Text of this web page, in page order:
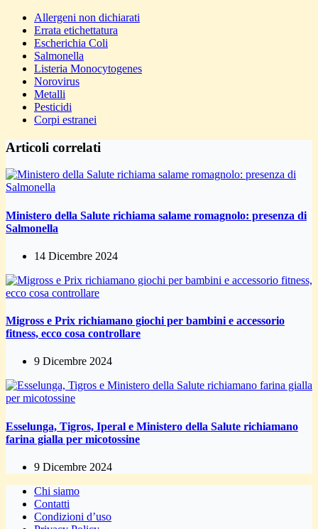
Allergeni non dichiarati
Errata etichettatura
Escherichia Coli
Salmonella
Listeria Monocytogenes
Norovirus
Metalli
Pesticidi
Corpi estranei
Articoli correlati
Ministero della Salute richiama salame romagnolo: presenza di
Salmonella
14 Dicembre 2024
Migross e Prix richiamano giochi per bambini e accessorio
fitness, ecco cosa controllare
9 Dicembre 2024
Esselunga, Tigros, Iperal e Ministero della Salute richiamano
farina gialla per micotossine
9 Dicembre 2024
Chi siamo
Contatti
Condizioni d’uso